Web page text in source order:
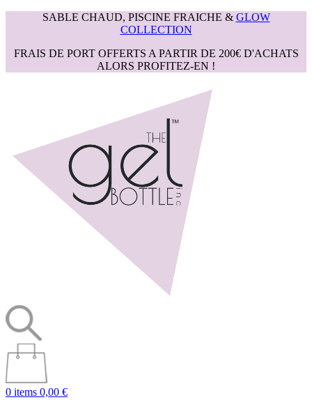
SABLE CHAUD, PISCINE FRAICHE & GLOW
COLLECTION
FRAIS DE PORT OFFERTS A PARTIR DE 200€ D'ACHATS
ALORS PROFITEZ-EN !
0 items 0,00 €